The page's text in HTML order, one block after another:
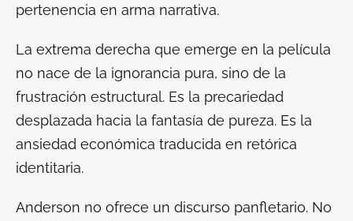
pertenencia en arma narrativa.
La extrema derecha que emerge en la película
no nace de la ignorancia pura, sino de la
frustración estructural. Es la precariedad
desplazada hacia la fantasía de pureza. Es la
ansiedad económica traducida en retórica
identitaria.
Anderson no ofrece un discurso panfletario. No